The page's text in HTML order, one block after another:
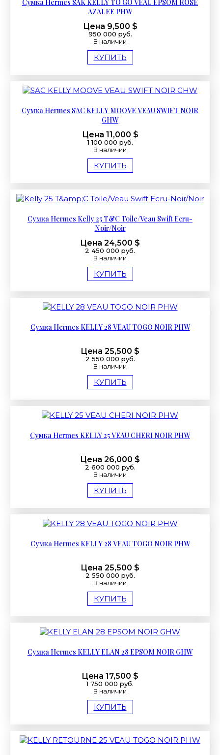
Сумка Hermes SAK KELLY TO GO VEAU EPSOM ROSE
AZALEE PHW
Цена 9,500 $
950 000 руб.
В наличии
КУПИТЬ
Сумка Hermes SAC KELLY MOOVE VEAU SWIFT NOIR
GHW
Цена 11,000 $
1 100 000 руб.
В наличии
КУПИТЬ
Сумка Hermes Kelly 25 T&C Toile/Veau Swift Ecru-
Noir/Noir
Цена 24,500 $
2 450 000 руб.
В наличии
КУПИТЬ
Сумка Hermes KELLY 28 VEAU TOGO NOIR PHW
Цена 25,500 $
2 550 000 руб.
В наличии
КУПИТЬ
Сумка Hermes KELLY 25 VEAU CHERI NOIR PHW
Цена 26,000 $
2 600 000 руб.
В наличии
КУПИТЬ
Сумка Hermes KELLY 28 VEAU TOGO NOIR PHW
Цена 25,500 $
2 550 000 руб.
В наличии
КУПИТЬ
Сумка Hermes KELLY ELAN 28 EPSOM NOIR GHW
Цена 17,500 $
1 750 000 руб.
В наличии
КУПИТЬ